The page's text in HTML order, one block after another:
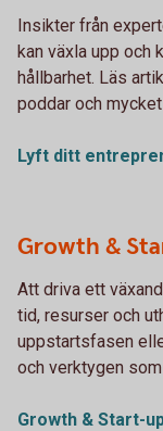
Insikter från
kan växla upp och
hållbarhet. Läs
poddar och mycket
Lyft ditt
Growth &
Att driva ett
tid, resurser och
uppstartsfasen
och verktygen
Growth & Start-